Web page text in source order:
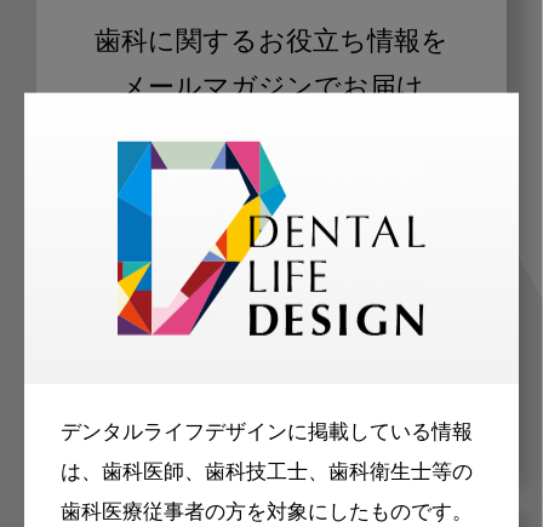
デンタルライフデザインに掲載している情報
は、歯科医師、歯科技工士、歯科衛生士等の
歯科医療従事者の方を対象にしたものです。
歯科に関するお役立ち情報を
メールマガジンでお届け
ご登録いただいた職種（歯科医師、歯
科衛生士、歯科技工士）に合わせた内
容のメールマガジンをお届けします。